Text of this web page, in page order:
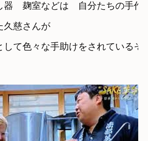
器　麹室などは　自分たちの手作
久慈さんが
して色々な手助けをされているそ